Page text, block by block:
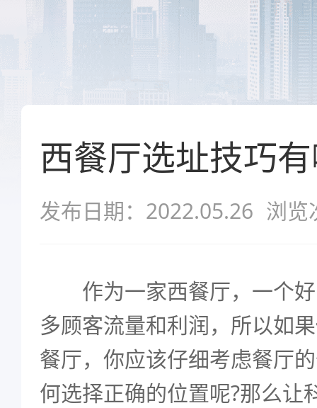
西餐厅选址技巧
发布日期：2022.05.26 浏览
作为一家西餐厅，一个好
多顾客流量和利润，所以如
餐厅，你应该仔细考虑餐厅
何选择正确的位置呢?那么让